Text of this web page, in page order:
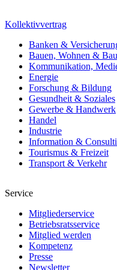
Kollektivvertrag
Banken &
Bauen, Wohnen &
Kommunikation,
Energie
Forschung & Bildung
Gesundheit & Soziales
Gewerbe & Handwerk
Handel
Industrie
Information &
Tourismus & Freizeit
Transport & Verkehr
Service
Mitgliederservice
Betriebsratsservice
Mitglied werden
Kompetenz
Presse
Newsletter